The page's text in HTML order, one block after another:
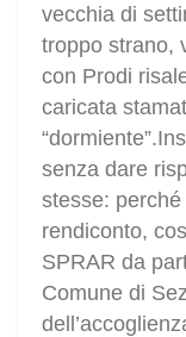
vecchia di
troppo strano,
con Prodi
caricata
senza dare
stesse:
rendiconto,
SPRAR da
Comune di